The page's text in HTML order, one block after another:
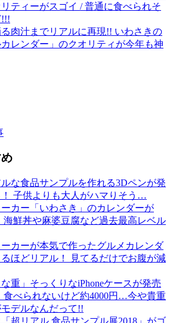
ティーがスゴイ / 普通に食べられそ
!!!
肉汁までリアルに再現!! いわさきの
カレンダー」のクオリティが今年も神
な食品サンプルを作れる3Dペンが発
子供よりも大人がハマりそう…
カー「いわさき」のカレンダーが
海鮮丼や麻婆豆腐など過去最高レベル
カーが本気で作ったグルメカレンダ
ほどリアル！ 見てるだけでお腹が減
重」そっくりなiPhoneケースが発売
食べられないけど約4000円…今や貴重
デルなんだって!!